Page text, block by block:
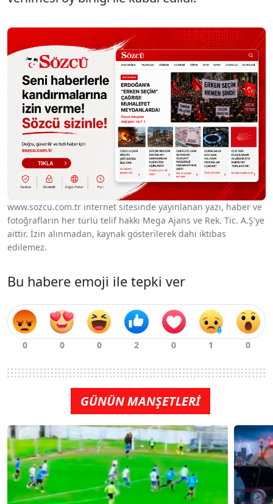
www.sozcu.com.tr internet sitesinde yayınlanan yazı, haber ve
fotoğrafların her türlü telif hakkı Mega Ajans ve Rek. Tic. A.Ş'ye
aittir. İzin alınmadan, kaynak gösterilerek dahi iktibas
edilemez.
Bu habere emoji ile tepki ver
GÜNÜN MANŞETLERİ